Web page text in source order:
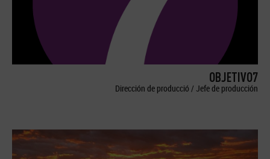
OBJETIVO7
Dirección de producció / Jefe de producción